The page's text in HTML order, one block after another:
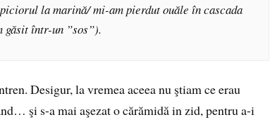
la marină/ mi-am pierdut ouăle în cascada
găsit într-un ”sos”).
Desigur, la vremea aceea nu ştiam ce erau
şi s-a mai aşezat o cărămidă in zid, pentru a-i